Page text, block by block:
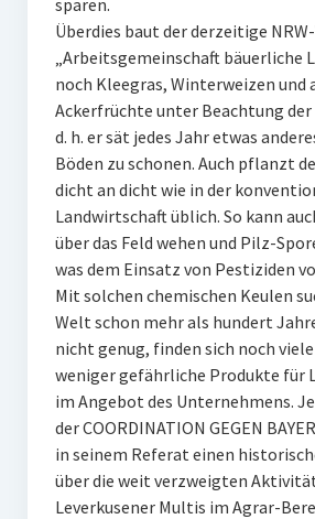
sparen.
Überdies baut der derzeitige
„Arbeitsgemeinschaft bäuerliche
noch Kleegras, Winterweizen und
Ackerfrüchte unter Beachtung
d. h. er sät jedes Jahr etwas
Böden zu schonen. Auch pflanzt
dicht an dicht wie in der
Landwirtschaft üblich. So kann
über das Feld wehen und Pilz-
was dem Einsatz von Pestiziden
Mit solchen chemischen Keulen
Welt schon mehr als hundert
nicht genug, finden sich noch
weniger gefährliche Produkte für
im Angebot des Unternehmens.
der COORDINATION GEGEN
in seinem Referat einen
über die weit verzweigten
Leverkusener Multis im Agrar-